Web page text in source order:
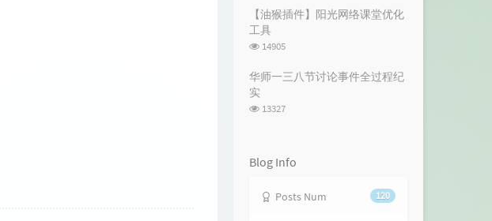
e
s
s
s
次
数:
【油猴插件】阳光网络课堂优化
工具
浏
次
数:
14905
华师一三八节讨论事件全过程纪
实
浏
13327
Blog Info
120
Posts Num